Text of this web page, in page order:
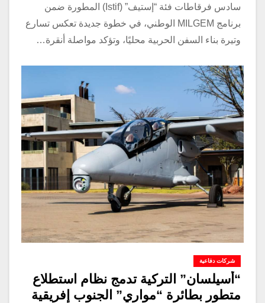
سادس فرقاطات فئة “إستيف” (Istif) المطورة ضمن
برنامج MILGEM الوطني، في خطوة جديدة تعكس تسارع
وتيرة بناء السفن الحربية محليًا، وتؤكد مواصلة أنقرة…
شركات دفاعية
“أسيلسان” التركية تدمج نظام استطلاع
متطور بطائرة “مواري” الجنوب إفريقية